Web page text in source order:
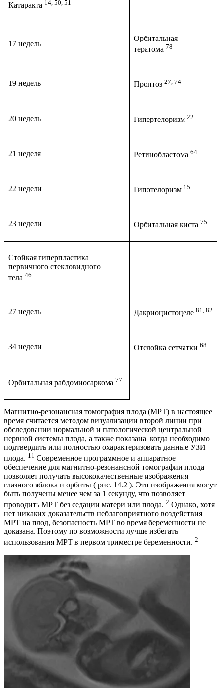
Катаракта 14, 50, 51
17 недель
Орбитальная
тератома 78
19 недель Проптоз 27, 74
20 недель Гипертелоризм 22
21 неделя Ретинобластома 64
22 недели Гипотелоризм 15
23 недели Орбитальная киста 75
Стойкая гиперпластика
первичного стекловидного
тела 46
27 недель Дакриоцистоцеле 81, 82
34 недели Отслойка сетчатки 68
Орбитальная рабдомиосаркома 77
Магнитно-резонансная томография плода (МРТ) в настоящее
время считается методом визуализации второй линии при
обследовании нормальной и патологической центральной
нервной системы плода, а также показана, когда необходимо
подтвердить или полностью охарактеризовать данные УЗИ
плода. 11 Современное программное и аппаратное
обеспечение для магнитно-резонансной томографии плода
позволяет получать высококачественные изображения
глазного яблока и орбиты ( рис. 14.2 ). Эти изображения могут
быть получены менее чем за 1 секунду, что позволяет
проводить МРТ без седации матери или плода. 2 Однако, хотя
нет никаких доказательств неблагоприятного воздействия
МРТ на плод, безопасность МРТ во время беременности не
доказана. Поэтому по возможности лучше избегать
использования МРТ в первом триместре беременности. 2